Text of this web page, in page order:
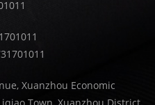
Xuanzhou Economic